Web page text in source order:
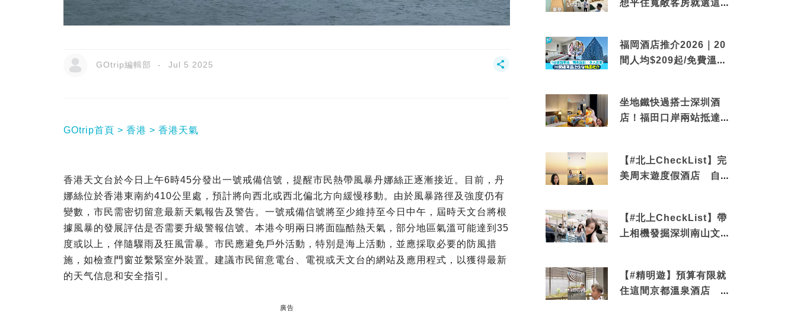
GOtrip編輯部 Jul 5 2025
GOtrip首頁 香港 香港天氣
香港天文台於今日上午6時45分發出一號戒備信號，提醒市民熱帶風暴丹娜絲正逐漸接近。目前，丹
娜絲位於香港東南約410公里處，預計將向西北或西北偏北方向緩慢移動。由於風暴路徑及強度仍有
變數，市民需密切留意最新天氣報告及警告。一號戒備信號將至少維持至今日中午，屆時天文台將根
據風暴的發展評估是否需要升級警報信號。本港今明兩日將面臨酷熱天氣，部分地區氣溫可能達到35
度或以上，伴隨驟雨及狂風雷暴。市民應避免戶外活動，特別是海上活動，並應採取必要的防風措
施，如檢查門窗並繫緊室外裝置。建議市民留意電台、電視或天文台的網站及應用程式，以獲得最新
的天气信息和安全指引。
廣告
想平住寬敞客房就選這間
福岡酒店推介2026｜20
間人均$209起/免費溫泉/
坐地鐵快過搭士深圳酒
店！福田口岸兩站抵達
【#北上CheckList】完
美周末遊度假酒店 自帶
【#北上CheckList】帶
上相機發掘深圳南山文藝
【#精明遊】預算有限就
住這間京都溫泉酒店 車